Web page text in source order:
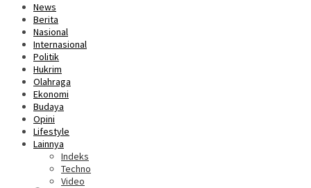
News
Berita
Nasional
Internasional
Politik
Hukrim
Olahraga
Ekonomi
Budaya
Opini
Lifestyle
Lainnya
Indeks
Techno
Video